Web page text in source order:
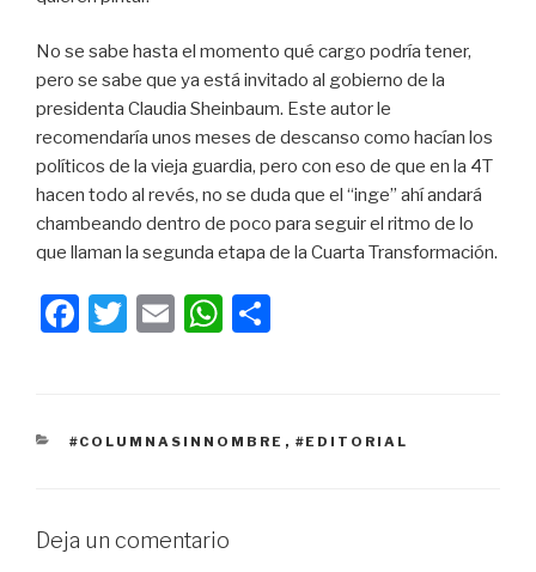
No se sabe hasta el momento qué cargo podría tener,
pero se sabe que ya está invitado al gobierno de la
presidenta Claudia Sheinbaum. Este autor le
recomendaría unos meses de descanso como hacían los
políticos de la vieja guardia, pero con eso de que en la 4T
hacen todo al revés, no se duda que el “inge” ahí andará
chambeando dentro de poco para seguir el ritmo de lo
que llaman la segunda etapa de la Cuarta Transformación.
F
e
o
T
er
E
W
s
p
p
CATEGORÍAS
#COLUMNASINNOMBRE , #EDITORIAL
Deja un comentario